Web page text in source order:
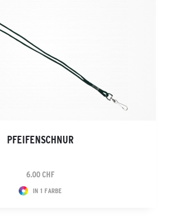
PFEIFENSCHNUR
6.00 CHF
IN 1 FARBE